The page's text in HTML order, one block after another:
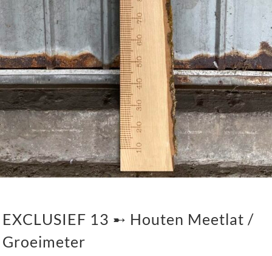
EXCLUSIEF 13 ➸ Houten Meetlat /
Groeimeter